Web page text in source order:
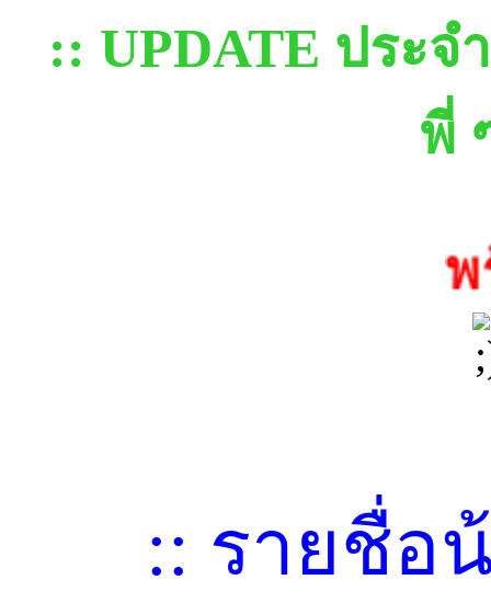
:: UPDATE ประจ
พี่
พร้อ
:: รายชื่อ